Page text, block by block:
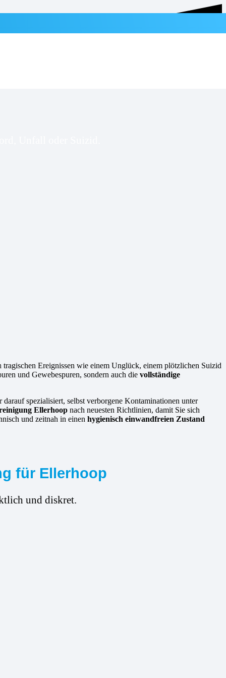
Unfall oder Suizid.
tragischen Ereignissen wie einem Unglück, einem plötzlichen Suizid
und Gewebespuren, sondern auch die vollständige
darauf spezialisiert, selbst verborgene Kontaminationen unter
Ellerhoop nach neuesten Richtlinien, damit Sie sich
und zeitnah in einen hygienisch einwandfreien Zustand
für Ellerhoop
und diskret.